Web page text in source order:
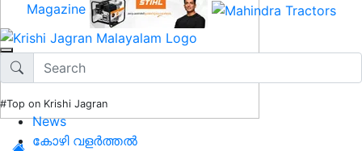
Magazine
#Top on Krishi Jagran
News
കോഴി വളർത്തൽ